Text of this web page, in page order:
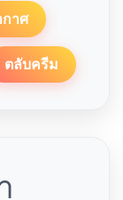
าศ
ตลับครีม